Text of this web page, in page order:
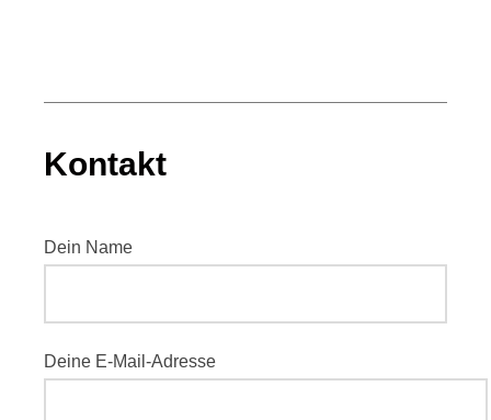
Kontakt
Dein Name
Deine E-Mail-Adresse